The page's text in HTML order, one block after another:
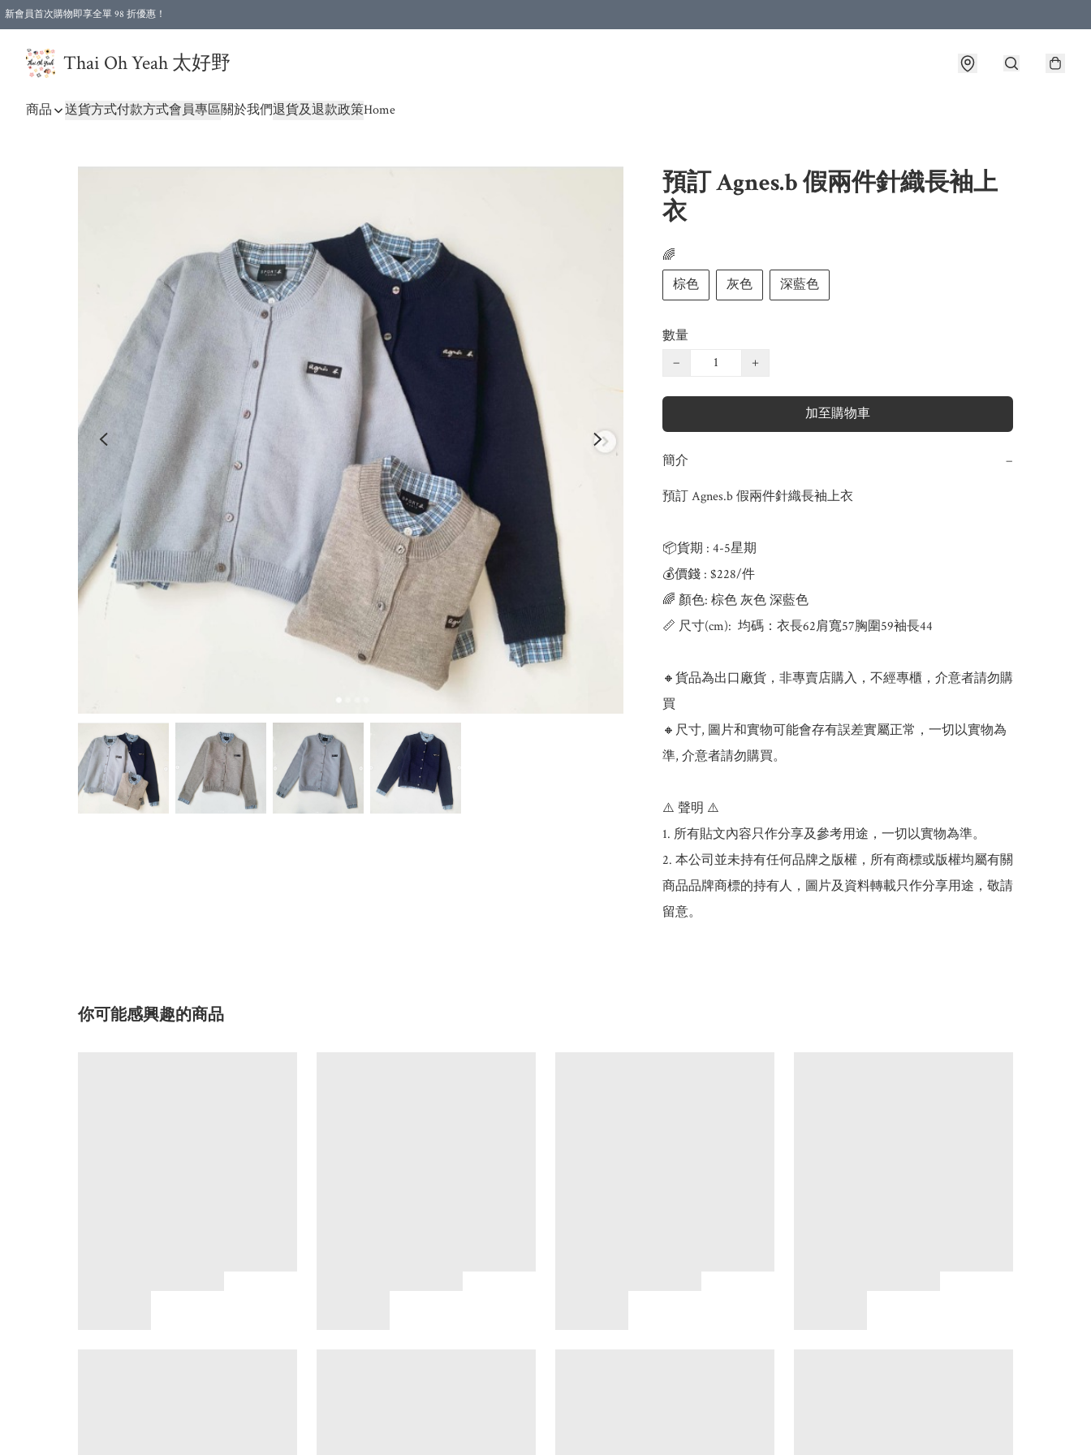
新會員首次購物即享全單 98 折優惠！
Thai Oh Yeah 太好野
商品 送貨方式付款方式會員專區關於我們退貨及退款政策Home
預訂 Agnes.b 假兩件針織長袖上
衣
🌈
棕色
灰色 深藍色
數量
−
+
加至購物車
簡介 −
預訂 Agnes.b 假兩件針織長袖上衣
📦貨期 : 4-5星期
💰價錢 : $228/件
🌈 顏色: 棕色 灰色 深藍色
📏 尺寸(cm):  均碼：衣長62肩寬57胸圍59袖長44
🔸貨品為出口廠貨，非專賣店購入，不經專櫃，介意者請勿購
買
🔸尺寸, 圖片和實物可能會存有誤差實屬正常，一切以實物為
準, 介意者請勿購買。
⚠️ 聲明 ⚠️
1. 所有貼文內容只作分享及參考用途，一切以實物為準。
2. 本公司並未持有任何品牌之版權，所有商標或版權均屬有關
商品品牌商標的持有人，圖片及資料轉載只作分享用途，敬請
留意。
你可能感興趣的商品